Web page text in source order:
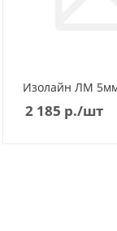
Изолайн ЛМ
2 185 р./шт